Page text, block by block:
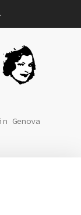
Genova